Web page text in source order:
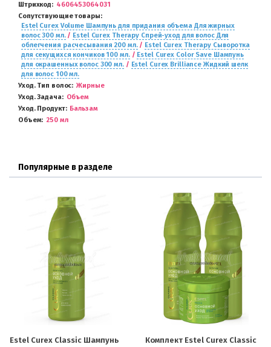
Штрихкод
4606453064031
Сопутствующие товары
Estel Curex Volume Шампунь для придания объема Для жирных
волос 300 мл./ Estel Curex Therapy Спрей-уход для волос Для
облегчения расчесывания 200 мл./ Estel Curex Therapy Сыворотка
для секущихся кончиков 100 мл./ Estel Curex Color Save Шампунь
для окрашенных волос 300 мл./ Estel Curex Brilliance Жидкий шелк
для волос 100 мл.
Уход. Тип волос
Жирные
Уход. Задача
Объем
Уход. Продукт
Бальзам
Объем
250 мл
Популярные в разделе
Estel Curex Classic Шампунь Комплект Estel Curex Classic